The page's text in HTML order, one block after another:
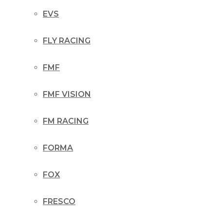
EVS
FLY RACING
FMF
FMF VISION
FM RACING
FORMA
FOX
FRESCO